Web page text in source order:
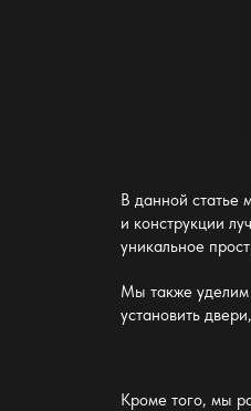
В данной статье
и конструкции
уникальное
Мы также уделим
установить
Кроме того, мы